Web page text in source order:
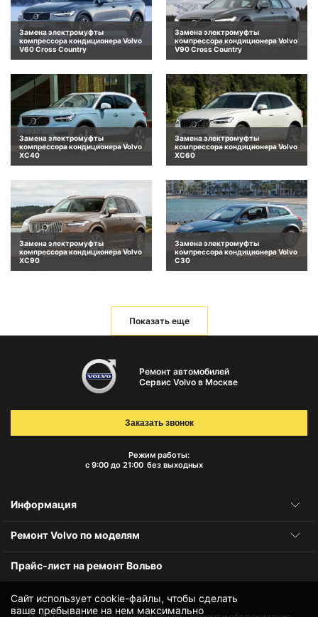
Замена электромуфты
компрессора кондиционера Volvo
V60 Cross Country
Замена электромуфты
компрессора кондиционера Volvo
V90 Cross Country
Замена электромуфты
компрессора кондиционера Volvo
XC40
Замена электромуфты
компрессора кондиционера Volvo
XC60
Замена электромуфты
компрессора кондиционера Volvo
XC90
Замена электромуфты
компрессора кондиционера Volvo
C30
Показать еще
Сайт использует cookie-файлы, чтобы сделать
ваше пребывание на нем максимально
Ремонт автомобилей
Сервис Volvo в Москве
Режим работы:
с 9:00 до 21:00 без выходных
Заказать звонок
Информация
Ремонт Volvo по моделям
Прайс-лист на ремонт Вольво